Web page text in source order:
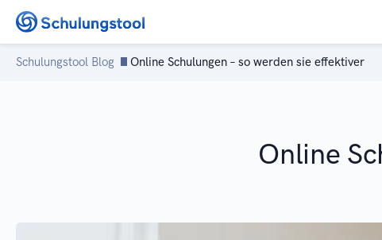
Zum Inhalt springen
Schulungstool Blog Online Schulungen – so werden sie effektiver
Online